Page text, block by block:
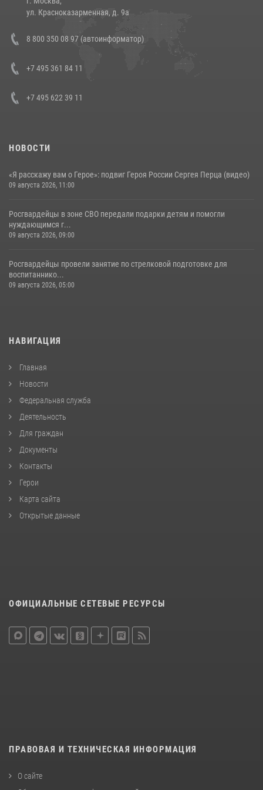
14 июля 2026, 12:20
Состоялась рабочая встреча директора Росгвардии Героя России
генерала армии Виктора Золотова с заместителем полномочного
представителя Президента Российской Федерации в Северо-
Кавказском федеральном округе Виталием Кузнецовым
ул. Красноказарменная, д. 9а
8 800 350 08 97 (автоинформатор)
+7 495 361 84 11
+7 495 622 39 11
НОВОСТИ
«Я расскажу вам о Герое»: подвиг Героя России Сергея Перца (видео)
09 августа 2026, 11:00
Росгвардейцы в зоне СВО передали подарки детям и помогли
нуждающимся г...
09 августа 2026, 09:00
Росгвардейцы провели занятие по стрелковой подготовке для
воспитаннико...
09 августа 2026, 05:00
НАВИГАЦИЯ
Главная
Новости
Федеральная служба
Деятельность
Для граждан
Документы
Контакты
Герои
Карта сайта
Открытые данные
ОФИЦИАЛЬНЫЕ СЕТЕВЫЕ РЕСУРСЫ
ПРАВОВАЯ И ТЕХНИЧЕСКАЯ ИНФОРМАЦИЯ
О сайте